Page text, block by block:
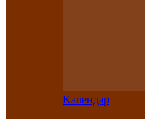
Kалендар